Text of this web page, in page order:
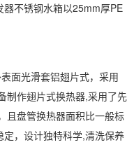
不锈钢水箱以25mm厚PE
面光滑套铝翅片式，采用
制作翅片式换热器,采用了先
且盘管换热器面积比一般标
，设计独特科学,清洗保养